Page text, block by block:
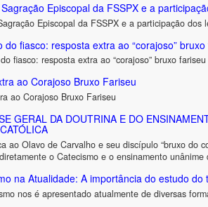
Episcopal da FSSPX e a
Episcopal da FSSPX e a participação dos
do fiasco: resposta extra ao “corajoso” bruxo
fiasco: resposta extra ao “corajoso” bruxo fariseu
ao Corajoso Bruxo Fariseu
ao Corajoso Bruxo Fariseu
GERAL DA DOUTRINA E DO
ao Olavo de Carvalho e seu discípulo “bruxo do
o Catecismo e o ensinamento
na Atualidade: A importância do estudo do
nos é apresentado atualmente de diversas